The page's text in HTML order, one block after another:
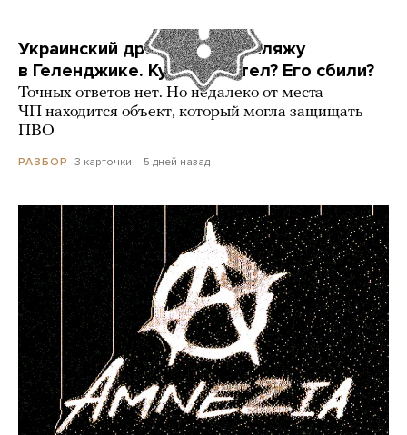
Украинский дрон попал по пляжу
в Геленджике. Куда он летел? Его сбили?
Точных ответов нет. Но недалеко от места
ЧП находится объект, который могла защищать
ПВО
РАЗБОР 3 карточки 5 дней назад